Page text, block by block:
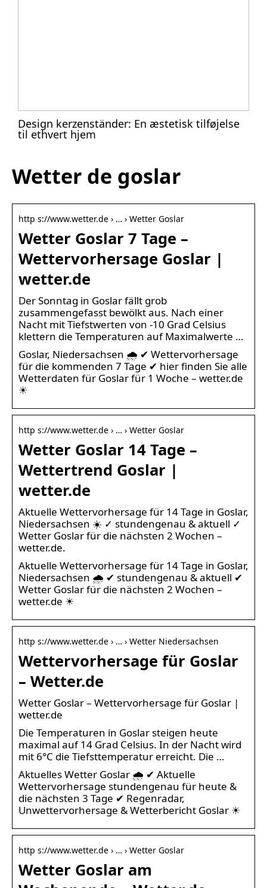
Design kerzenständer: En æstetisk tilføjelse
til ethvert hjem
Wetter de goslar
http s://www.wetter.de › … › Wetter Goslar
Wetter Goslar 7 Tage –
Wettervorhersage Goslar |
wetter.de
Der Sonntag in Goslar fällt grob
zusammengefasst bewölkt aus. Nach einer
Nacht mit Tiefstwerten von -10 Grad Celsius
klettern die Temperaturen auf Maximalwerte …
Goslar, Niedersachsen 🌧️ ✔ Wettervorhersage
für die kommenden 7 Tage ✔ hier finden Sie alle
Wetterdaten für Goslar für 1 Woche – wetter.de
☀
http s://www.wetter.de › … › Wetter Goslar
Wetter Goslar 14 Tage –
Wettertrend Goslar |
wetter.de
Aktuelle Wettervorhersage für 14 Tage in Goslar,
Niedersachsen ☀️ ✓ stundengenau & aktuell ✓
Wetter Goslar für die nächsten 2 Wochen –
wetter.de.
Aktuelle Wettervorhersage für 14 Tage in Goslar,
Niedersachsen 🌧️ ✔ stundengenau & aktuell ✔
Wetter Goslar für die nächsten 2 Wochen –
wetter.de ☀
http s://www.wetter.de › … › Wetter Niedersachsen
Wettervorhersage für Goslar
– Wetter.de
Wetter Goslar – Wettervorhersage für Goslar |
wetter.de
Die Temperaturen in Goslar steigen heute
maximal auf 14 Grad Celsius. In der Nacht wird
mit 6°C die Tiefsttemperatur erreicht. Die …
Aktuelles Wetter Goslar 🌧️ ✔ Aktuelle
Wettervorhersage stundengenau für heute &
die nächsten 3 Tage ✔ Regenradar,
Unwettervorhersage & Wetterbericht Goslar ☀
http s://www.wetter.de › … › Wetter Goslar
Wetter Goslar am